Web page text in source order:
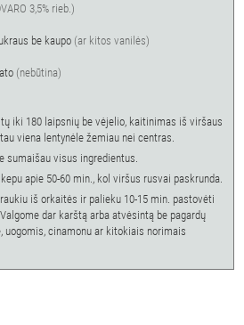
3,5% rieb.)
be kaupo (ar kitos vanilės)
(nebūtina)
iki 180 laipsnių be vėjelio, kaitinimas iš viršaus
viena lentynėle žemiau nei centras.
sumaišau visus ingredientus.
apie 50-60 min., kol viršus rusvai paskrunda.
iš orkaitės ir palieku 10-15 min. pastovėti
dar karštą arba atvėsintą be pagardų
uogomis, cinamonu ar kitokiais norimais